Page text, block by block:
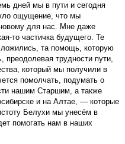
дней мы в пути и сегодня
ощущение, что мы
для нас. Мне даже
то частичка будущего. Те
та помощь, которую
преодолевая трудности пути,
который мы получили в
помолчать, подумать о
нашим Старшим, а также
и на Алтае, — которые
Белухи мы унесём в
помогать нам в наших